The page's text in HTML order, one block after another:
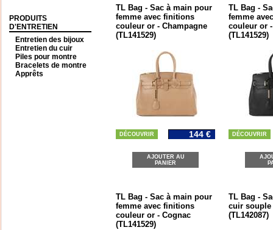
PRODUITS
D'ENTRETIEN
Entretien des bijoux
Entretien du cuir
Piles pour montre
Bracelets de montre
Apprêts
TL Bag - Sac à main pour
femme avec finitions
couleur or - Champagne
(TL141529)
DÉCOUVRIR 144 €
AJOUTER AU
PANIER
TL Bag -
femme
couleur or
(TL141529)
DÉCOUVRIR
TL Bag - Sac à main pour
femme avec finitions
couleur or - Cognac
(TL141529)
TL Bag -
cuir souple
(TL142087)